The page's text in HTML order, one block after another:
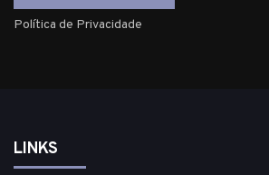
Política de Privacidade
LINKS